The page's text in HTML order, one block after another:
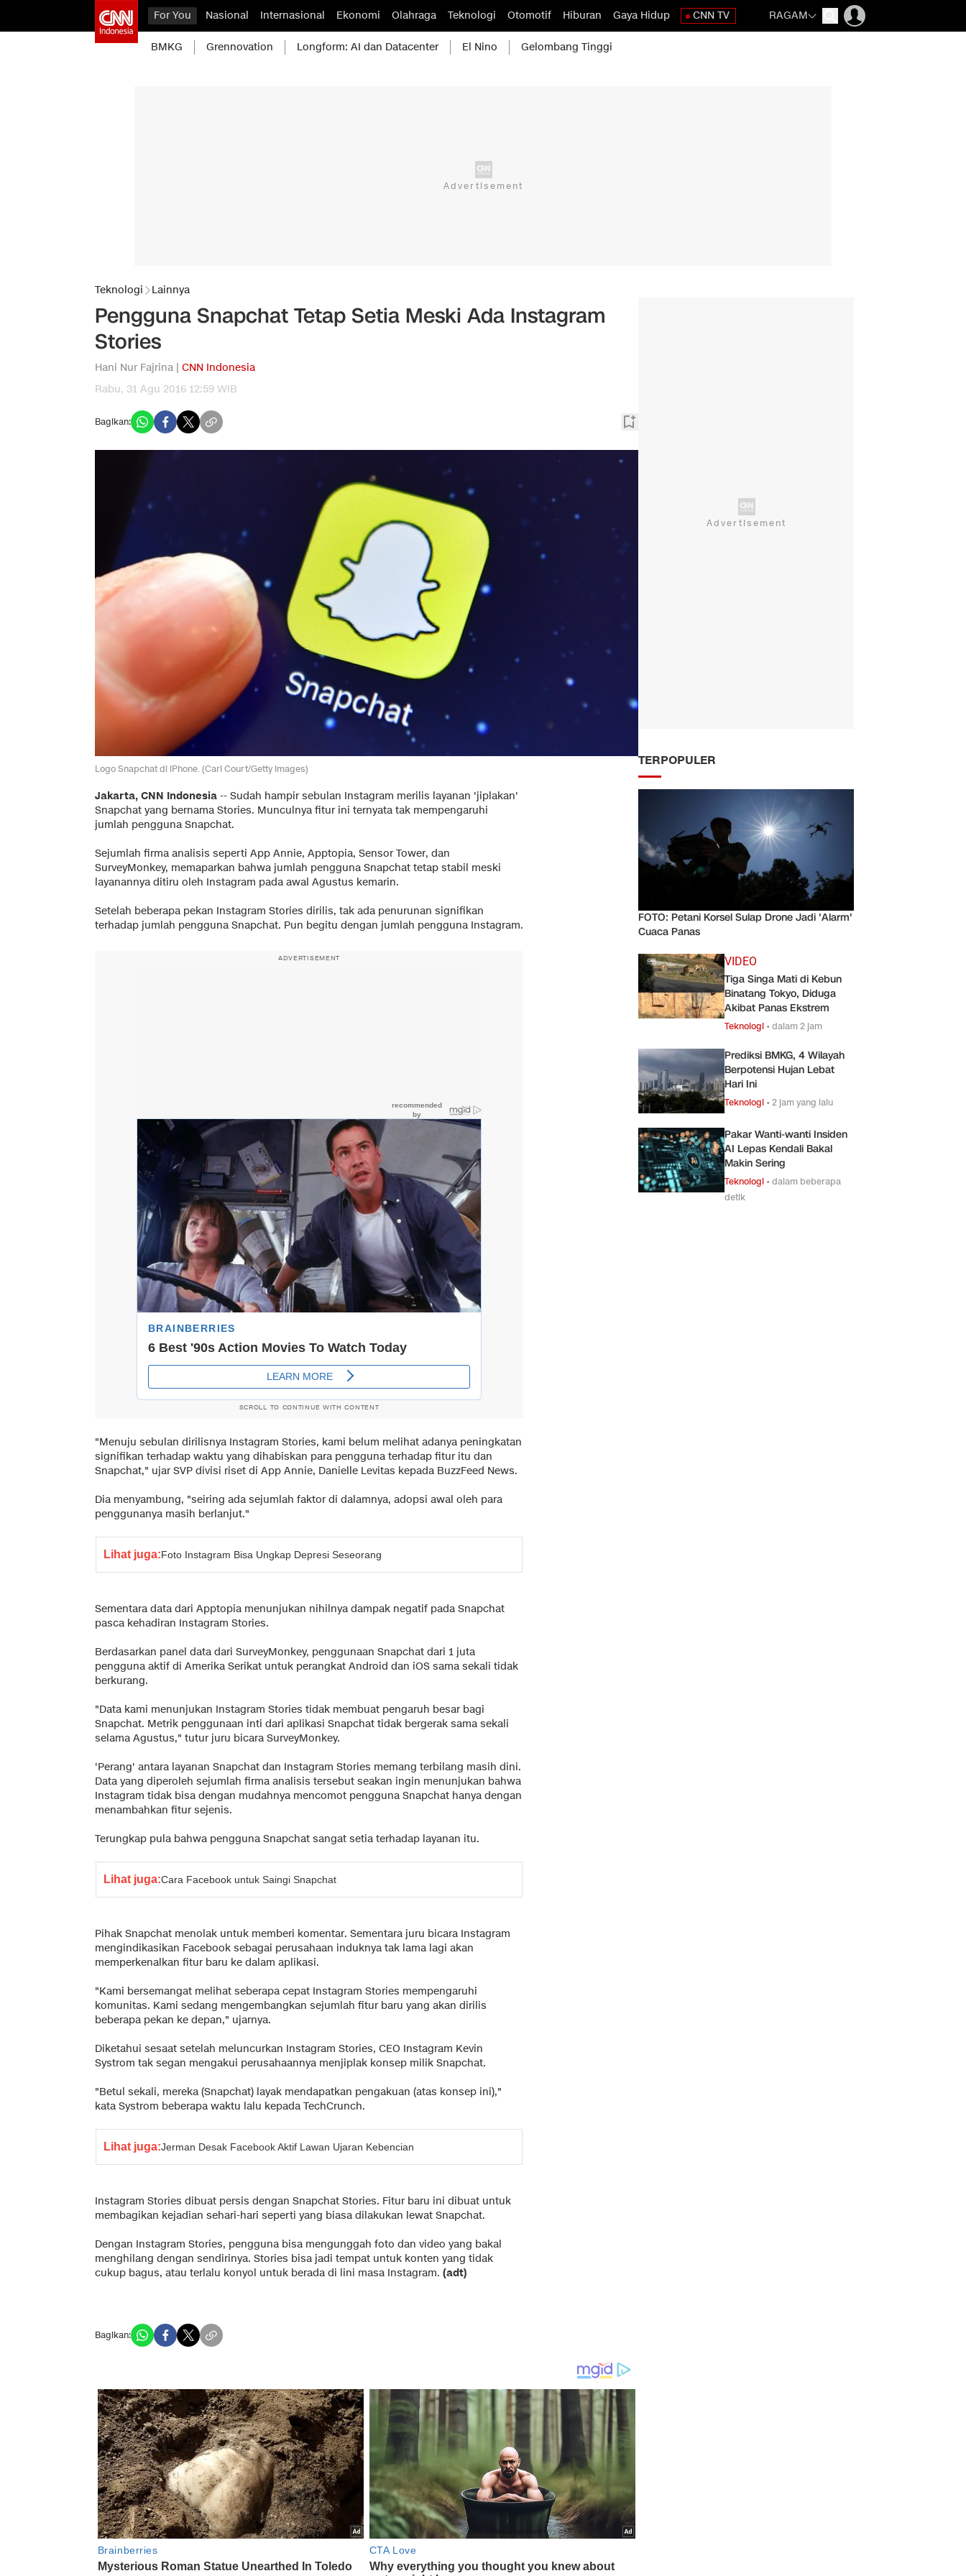
For You Nasional Internasional Ekonomi Olahraga Teknologi Otomotif Hiburan Gaya Hidup CNN TV RAGAM
BMKG Grennovation Longform: AI dan Datacenter El Nino Gelombang Tinggi
Teknologi Lainnya
Pengguna Snapchat Tetap Setia Meski Ada Instagram
Stories
Hani Nur Fajrina | CNN Indonesia
Rabu, 31 Agu 2016 12:59 WIB
Bagikan:
Logo Snapchat di iPhone. (Carl Court/Getty Images)
Jakarta, CNN Indonesia -- Sudah hampir sebulan Instagram merilis layanan 'jiplakan'
Snapchat yang bernama Stories. Munculnya fitur ini ternyata tak mempengaruhi
jumlah pengguna Snapchat.
Sejumlah firma analisis seperti App Annie, Apptopia, Sensor Tower, dan
SurveyMonkey, memaparkan bahwa jumlah pengguna Snapchat tetap stabil meski
layanannya ditiru oleh Instagram pada awal Agustus kemarin.
Setelah beberapa pekan Instagram Stories dirilis, tak ada penurunan signifikan
terhadap jumlah pengguna Snapchat. Pun begitu dengan jumlah pengguna Instagram.
ADVERTISEMENT
SCROLL TO CONTINUE WITH CONTENT
"Menuju sebulan dirilisnya Instagram Stories, kami belum melihat adanya peningkatan
signifikan terhadap waktu yang dihabiskan para pengguna terhadap fitur itu dan
Snapchat," ujar SVP divisi riset di App Annie, Danielle Levitas kepada BuzzFeed News.
Dia menyambung, "seiring ada sejumlah faktor di dalamnya, adopsi awal oleh para
penggunanya masih berlanjut."
Lihat juga:Foto Instagram Bisa Ungkap Depresi Seseorang
Sementara data dari Apptopia menunjukan nihilnya dampak negatif pada Snapchat
pasca kehadiran Instagram Stories.
Berdasarkan panel data dari SurveyMonkey, penggunaan Snapchat dari 1 juta
pengguna aktif di Amerika Serikat untuk perangkat Android dan iOS sama sekali tidak
berkurang.
"Data kami menunjukan Instagram Stories tidak membuat pengaruh besar bagi
Snapchat. Metrik penggunaan inti dari aplikasi Snapchat tidak bergerak sama sekali
selama Agustus," tutur juru bicara SurveyMonkey.
'Perang' antara layanan Snapchat dan Instagram Stories memang terbilang masih dini.
Data yang diperoleh sejumlah firma analisis tersebut seakan ingin menunjukan bahwa
Instagram tidak bisa dengan mudahnya mencomot pengguna Snapchat hanya dengan
menambahkan fitur sejenis.
Terungkap pula bahwa pengguna Snapchat sangat setia terhadap layanan itu.
Lihat juga:Cara Facebook untuk Saingi Snapchat
Pihak Snapchat menolak untuk memberi komentar. Sementara juru bicara Instagram
mengindikasikan Facebook sebagai perusahaan induknya tak lama lagi akan
memperkenalkan fitur baru ke dalam aplikasi.
"Kami bersemangat melihat seberapa cepat Instagram Stories mempengaruhi
komunitas. Kami sedang mengembangkan sejumlah fitur baru yang akan dirilis
beberapa pekan ke depan," ujarnya.
Diketahui sesaat setelah meluncurkan Instagram Stories, CEO Instagram Kevin
Systrom tak segan mengakui perusahaannya menjiplak konsep milik Snapchat.
"Betul sekali, mereka (Snapchat) layak mendapatkan pengakuan (atas konsep ini),"
kata Systrom beberapa waktu lalu kepada TechCrunch.
Lihat juga:Jerman Desak Facebook Aktif Lawan Ujaran Kebencian
Instagram Stories dibuat persis dengan Snapchat Stories. Fitur baru ini dibuat untuk
membagikan kejadian sehari-hari seperti yang biasa dilakukan lewat Snapchat.
Dengan Instagram Stories, pengguna bisa mengunggah foto dan video yang bakal
menghilang dengan sendirinya. Stories bisa jadi tempat untuk konten yang tidak
cukup bagus, atau terlalu konyol untuk berada di lini masa Instagram. (adt)
Bagikan:
TERPOPULER
FOTO: Petani Korsel Sulap Drone Jadi 'Alarm'
Cuaca Panas
VIDEO
Tiga Singa Mati di Kebun
Binatang Tokyo, Diduga
Akibat Panas Ekstrem
Teknologi •dalam 2 jam
Prediksi BMKG, 4 Wilayah
Berpotensi Hujan Lebat
Hari Ini
Teknologi •2 jam yang lalu
Pakar Wanti-wanti Insiden
AI Lepas Kendali Bakal
Makin Sering
Teknologi •dalam beberapa
detik